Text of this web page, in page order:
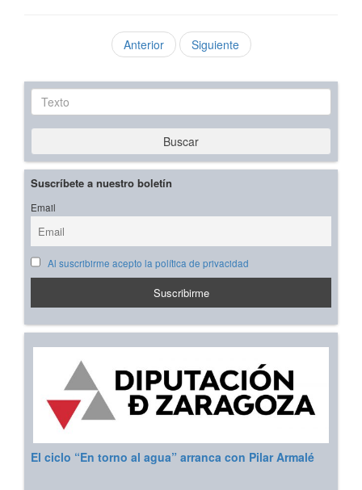
Anterior Siguiente
Texto
Buscar
Suscríbete a nuestro boletín
Email
Al suscribirme acepto la política de privacidad
El ciclo “En torno al agua” arranca con Pilar Armalé